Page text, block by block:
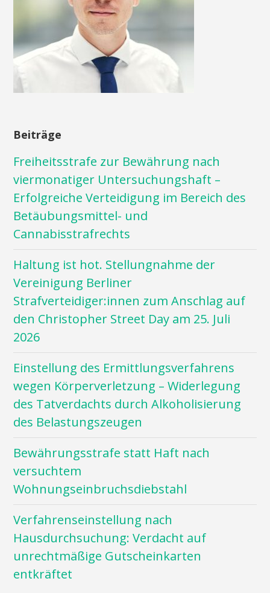
Beiträge
Freiheitsstrafe zur Bewährung nach
viermonatiger Untersuchungshaft –
Erfolgreiche Verteidigung im Bereich des
Betäubungsmittel- und
Cannabisstrafrechts
Haltung ist hot. Stellungnahme der
Vereinigung Berliner
Strafverteidiger:innen zum Anschlag auf
den Christopher Street Day am 25. Juli
2026
Einstellung des Ermittlungsverfahrens
wegen Körperverletzung – Widerlegung
des Tatverdachts durch Alkoholisierung
des Belastungszeugen
Bewährungsstrafe statt Haft nach
versuchtem
Wohnungseinbruchsdiebstahl
Verfahrenseinstellung nach
Hausdurchsuchung: Verdacht auf
unrechtmäßige Gutscheinkarten
entkräftet